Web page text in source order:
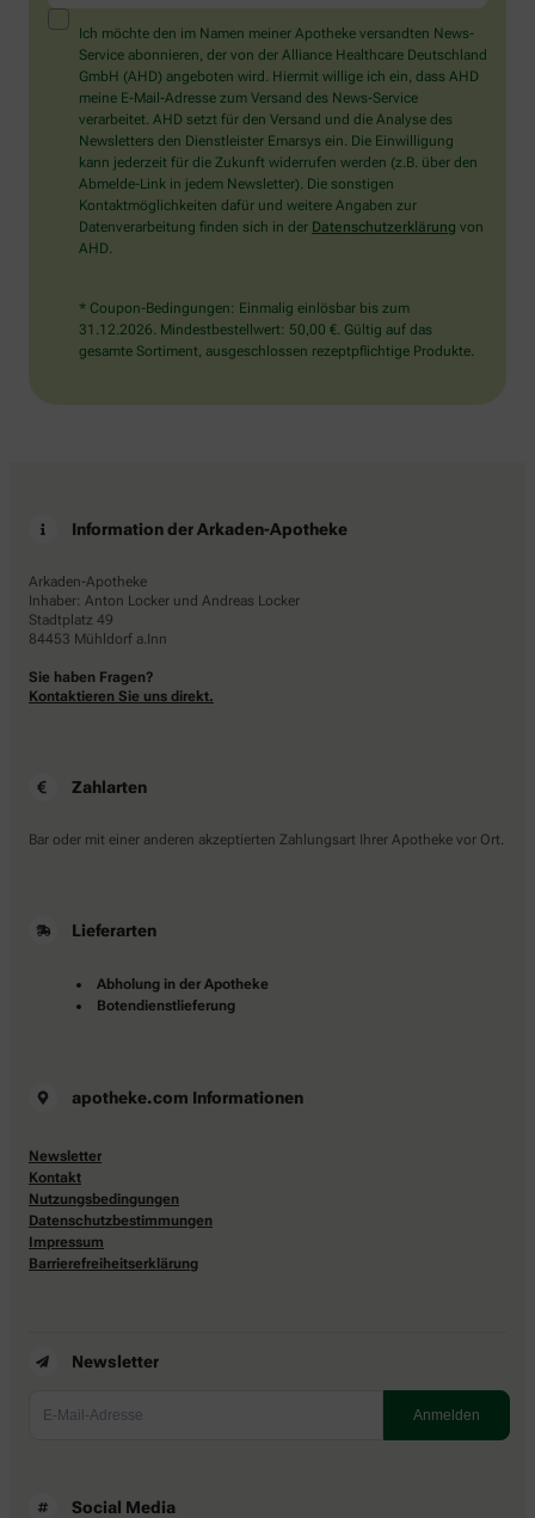
ein
Mensch?
Dann
wählen
Sie
bitte
den
Schlüssel.
Ich möchte den im Namen meiner Apotheke versandten News-
Service abonnieren, der von der Alliance Healthcare Deutschland
GmbH (AHD) angeboten wird. Hiermit willige ich ein, dass AHD
meine E-Mail-Adresse zum Versand des News-Service
verarbeitet. AHD setzt für den Versand und die Analyse des
Newsletters den Dienstleister Emarsys ein. Die Einwilligung
kann jederzeit für die Zukunft widerrufen werden (z.B. über den
Abmelde-Link in jedem Newsletter). Die sonstigen
Kontaktmöglichkeiten dafür und weitere Angaben zur
Datenverarbeitung finden sich in der Datenschutzerklärung von
AHD.
* Coupon-Bedingungen: Einmalig einlösbar bis zum
31.12.2026. Mindestbestellwert: 50,00 €. Gültig auf das
gesamte Sortiment, ausgeschlossen rezeptpflichtige Produkte.
Information der Arkaden-Apotheke
Arkaden-Apotheke
Inhaber: Anton Locker und Andreas Locker
Stadtplatz 49
84453 Mühldorf a.Inn
Sie haben Fragen?
Kontaktieren Sie uns direkt.
Zahlarten
Bar oder mit einer anderen akzeptierten Zahlungsart Ihrer Apotheke vor Ort.
Lieferarten
Abholung in der Apotheke
Botendienstlieferung
apotheke.com Informationen
Newsletter
Kontakt
Nutzungsbedingungen
Datenschutzbestimmungen
Impressum
Barrierefreiheitserklärung
Newsletter
Social Media